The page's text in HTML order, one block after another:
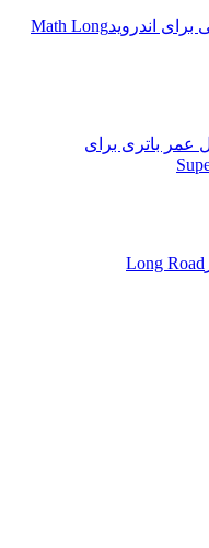
Math Long
عمر باتری برای
Long Road